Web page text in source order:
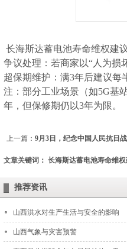
长海斯达蓄电池寿命维权建
争议处理‌：若商家以“人为损
超保期维护‌：满3年后建议每
注：部分工业场景（如5G基
年，但保修期仍以3年为限。
上一篇： 9月3日，纪念中国人民抗日
文章关键词： 长海斯达蓄电池寿命维
推荐资讯
山西洪水对生产生活与安全的影响
‌山西气象与灾害预警‌